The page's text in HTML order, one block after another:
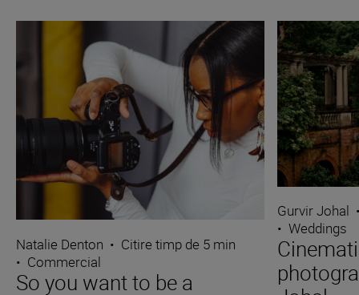
Natalie Denton • Citire timp de 5 min
• Commercial
So you want to be a
Gurvir Johal
• Weddings